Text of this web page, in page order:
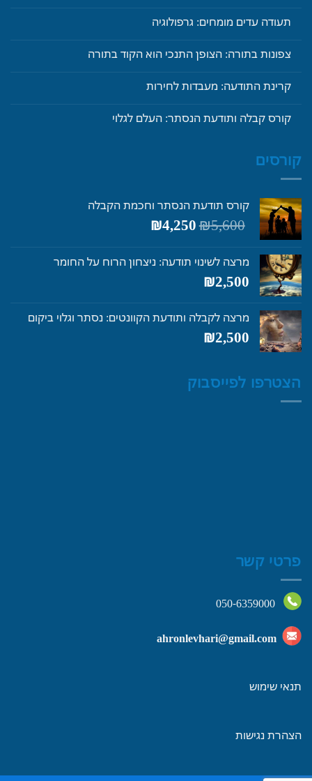
תעודה עדים מומחים: גרפולוגיה
צפונות בתורה: הצופן התנכי הוא הקוד בתורה
קרינת התודעה: מעבדות לחירות
קורס קבלה ותודעת הנסתר: העלם לגלוי
קורסים
קורס תודעת הנסתר וחכמת הקבלה
₪5,600
המחיר
המקורי
₪5,600.
₪4,250
₪4,250.
מרצה לשינוי תודעה: ניצחון הרוח על החומר
₪2,500
מרצה לקבלה ותודעת הקוונטים: נסתר וגלוי ביקום
₪2,500
הצטרפו לפייסבוק
פרטי קשר
050-6359000
ahronlevhari@gmail.com
תנאי שימוש
הצהרת נגישות